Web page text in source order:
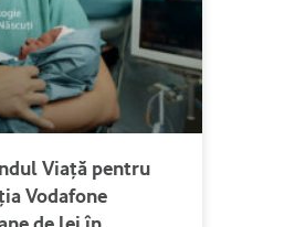
Viață pentru
Vodafone